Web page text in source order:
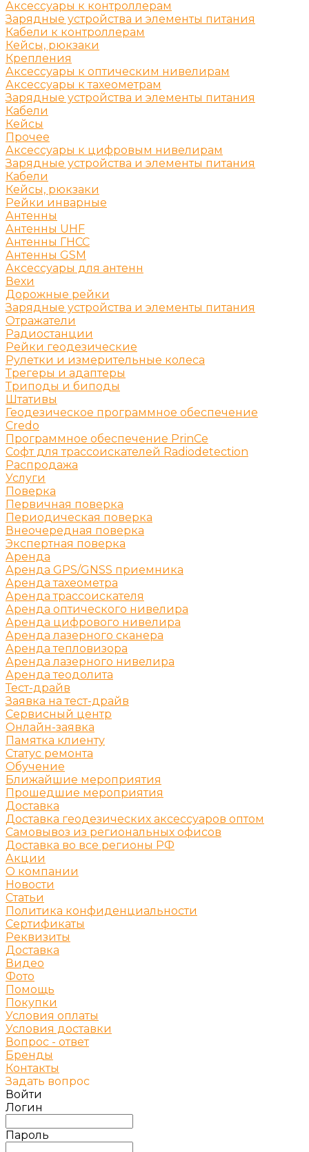
Аксессуары к контроллерам
Зарядные устройства и элементы питания
Кабели к контроллерам
Кейсы, рюкзаки
Крепления
Аксессуары к оптическим нивелирам
Аксессуары к тахеометрам
Зарядные устройства и элементы питания
Кабели
Кейсы
Прочее
Аксессуары к цифровым нивелирам
Зарядные устройства и элементы питания
Кабели
Кейсы, рюкзаки
Рейки инварные
Антенны
Антенны UHF
Антенны ГНСС
Антенны GSM
Аксессуары для антенн
Вехи
Дорожные рейки
Зарядные устройства и элементы питания
Отражатели
Радиостанции
Рейки геодезические
Рулетки и измерительные колеса
Трегеры и адаптеры
Триподы и биподы
Штативы
Геодезическое программное обеспечение
Credo
Программное обеспечение PrinCe
Софт для трассоискателей Radiodetection
Распродажа
Услуги
Поверка
Первичная поверка
Периодическая поверка
Внеочередная поверка
Экспертная поверка
Аренда
Аренда GPS/GNSS приемника
Аренда тахеометра
Аренда трассоискателя
Аренда оптического нивелира
Аренда цифрового нивелира
Аренда лазерного сканера
Аренда тепловизора
Аренда лазерного нивелира
Аренда теодолита
Тест-драйв
Заявка на тест-драйв
Сервисный центр
Онлайн-заявка
Памятка клиенту
Статус ремонта
Обучение
Ближайшие мероприятия
Прошедшие мероприятия
Доставка
Доставка геодезических аксессуаров оптом
Самовывоз из региональных офисов
Доставка во все регионы РФ
Акции
О компании
Новости
Статьи
Политика конфиденциальности
Сертификаты
Реквизиты
Доставка
Видео
Фото
Помощь
Покупки
Условия оплаты
Условия доставки
Вопрос - ответ
Бренды
Контакты
Задать вопрос
Войти
Логин
Пароль